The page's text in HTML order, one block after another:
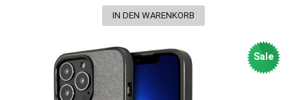
Sale